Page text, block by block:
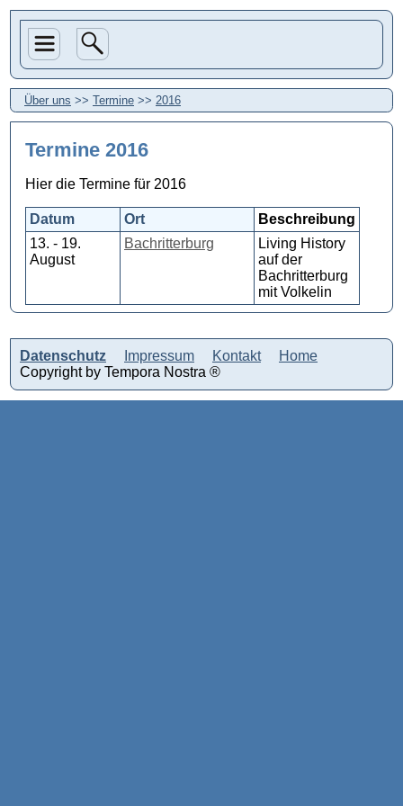
Über uns >> Termine >> 2016
Termine 2016
Hier die Termine für 2016
Datum Ort
Beschreibung
13. - 19.
August
Bachritterburg
Living History
auf der
Bachritterburg
mit Volkelin
Datenschutz Impressum Kontakt
Home
Copyright by Tempora Nostra ®